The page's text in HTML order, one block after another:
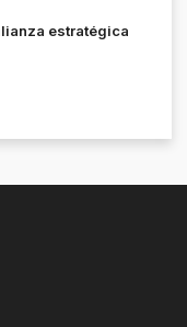
estratégica